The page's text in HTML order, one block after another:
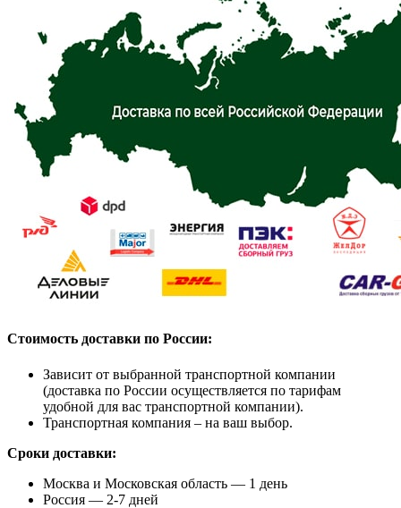
Стоимость доставки по России:
Зависит от выбранной транспортной компании
(доставка по России осуществляется по тарифам
удобной для вас транспортной компании).
Транспортная компания – на ваш выбор.
Сроки доставки:
Москва и Московская область — 1 день
Россия — 2-7 дней